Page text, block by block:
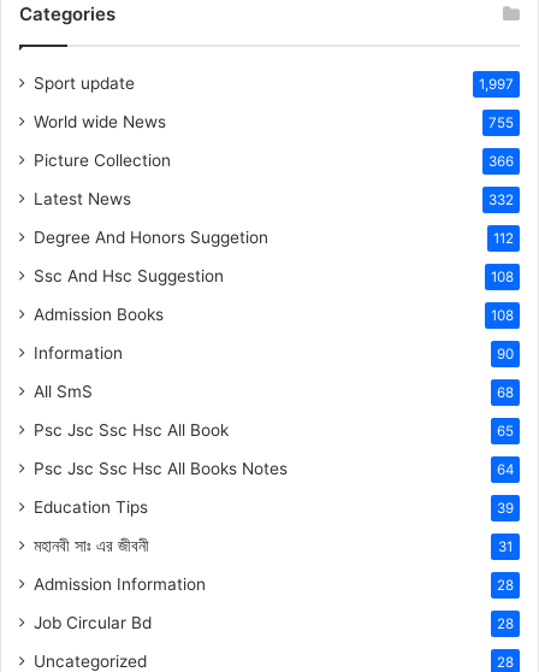
Categories
Sport update 1,997
World wide News 755
Picture Collection 366
Latest News 332
Degree And Honors Suggetion 112
Ssc And Hsc Suggestion 108
Admission Books 108
Information 90
All SmS 68
Psc Jsc Ssc Hsc All Book 65
Psc Jsc Ssc Hsc All Books Notes 64
Education Tips 39
মহানবী সাঃ এর জীবনী 31
Admission Information 28
Job Circular Bd 28
Uncategorized 28